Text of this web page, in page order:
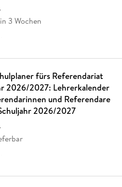
3 Wochen
fürs Referendariat
2026/2027: Lehrerkalender
und Referendare
2026/2027